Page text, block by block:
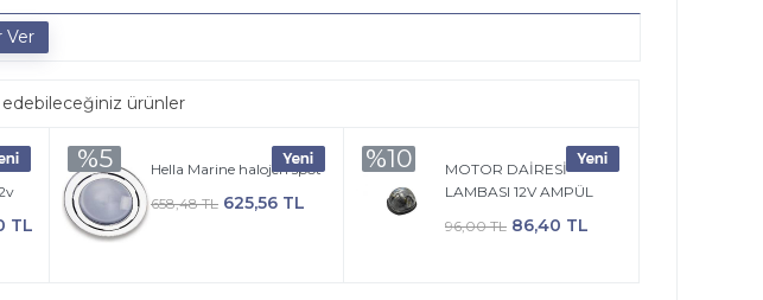
ürünler
TL
Hella Marine halojen spot
658,48 TL 625,56 TL
%5
MOTOR DAİRESİ
LAMBASI 12V AMPÜL
96,00 TL 86,40 TL
%10